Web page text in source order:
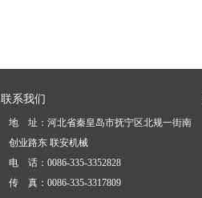
联系我们
地 址： 河北省秦皇岛市抚宁区北规一街南
创业路东 联安机械
电 话：0086-335-3352828
传 真：0086-335-3317809